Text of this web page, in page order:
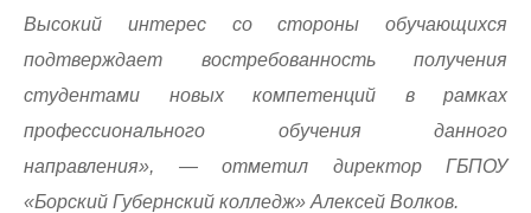
Высокий интерес со стороны обучающихся
подтверждает востребованность получения
студентами новых компетенций в рамках
профессионального обучения данного
направления», — отметил директор ГБПОУ
«Борский Губернский колледж» Алексей Волков.